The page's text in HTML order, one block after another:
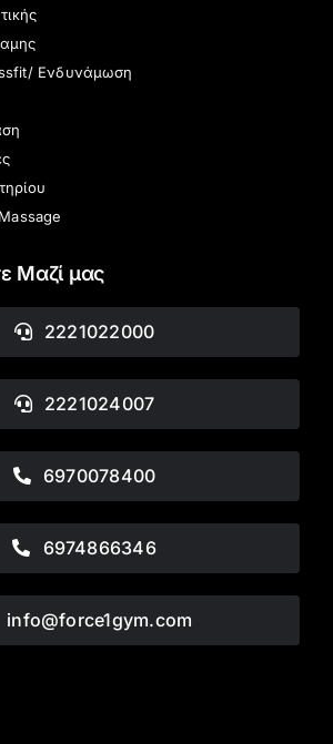
Ενδυνάμωση
Μαζί μας
2221022000
2221024007
6970078400
6974866346
info@force1gym.com